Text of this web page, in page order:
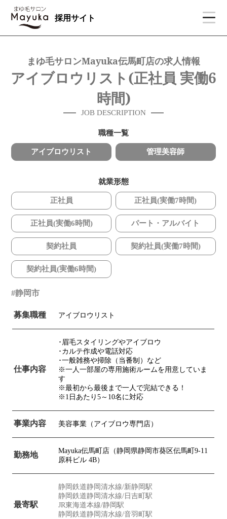
採用サイト
まゆ毛サロンMayuka伝馬町店の求人情報
アイブロウリスト(正社員 実働6
時間)
JOB DESCRIPTION
職種一覧
アイブロウリスト 管理美容師
就業形態
正社員 正社員(実働7時間)
正社員(実働6時間) パート・アルバイト
契約社員 契約社員(実働7時間)
契約社員(実働6時間)
静岡市
募集職種 アイブロウリスト
仕事内容
･眉毛スタイリングやアイブロウ
･カルテ作成や電話対応
･一般雑務や掃除（当番制）など
※一人一部屋の専用施術ルームを用意していま
す
※最初から最後まで一人で完結できる！
※1日あたり5～10名に対応
事業内容 美容事業（アイブロウ専門店）
勤務地
Mayuka伝馬町店（静岡県静岡市葵区伝馬町9-11
原科ビル 4B）
最寄駅
静岡鉄道静岡清水線/新静岡駅
静岡鉄道静岡清水線/日吉町駅
JR東海道本線/静岡駅
静岡鉄道静岡清水線/音羽町駅